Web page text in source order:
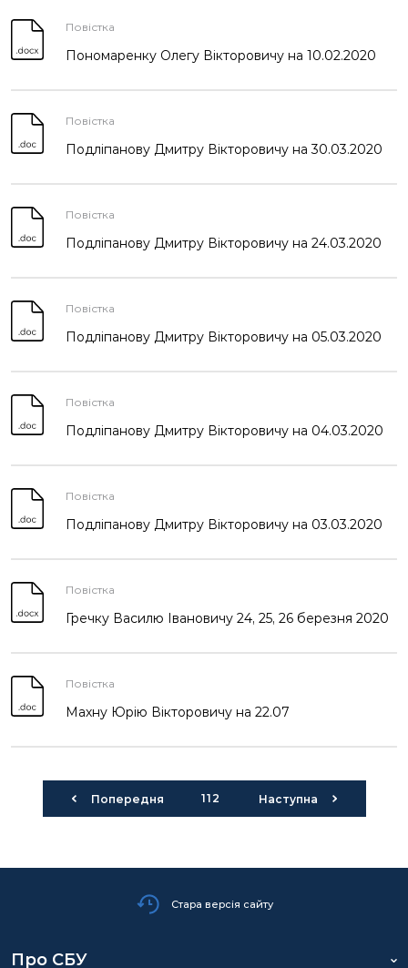
Повістка
Пономаренку Олегу Вікторовичу на 10.02.2020
Повістка
Подліпанову Дмитру Вікторовичу на 30.03.2020
Повістка
Подліпанову Дмитру Вікторовичу на 24.03.2020
Повістка
Подліпанову Дмитру Вікторовичу на 05.03.2020
Повістка
Подліпанову Дмитру Вікторовичу на 04.03.2020
Повістка
Подліпанову Дмитру Вікторовичу на 03.03.2020
Повістка
Гречку Василю Івановичу 24, 25, 26 березня 2020
Повістка
Махну Юрію Вікторовичу на 22.07
Попередня 112 Наступна
Стара версія сайту
Про СБУ